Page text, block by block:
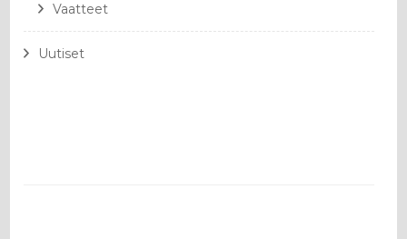
Vaatteet
Uutiset